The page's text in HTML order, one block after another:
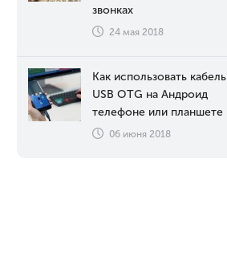
звонках
24 мая 2018
Как использовать кабель
USB OTG на Андроид
телефоне или планшете
06 июня 2018